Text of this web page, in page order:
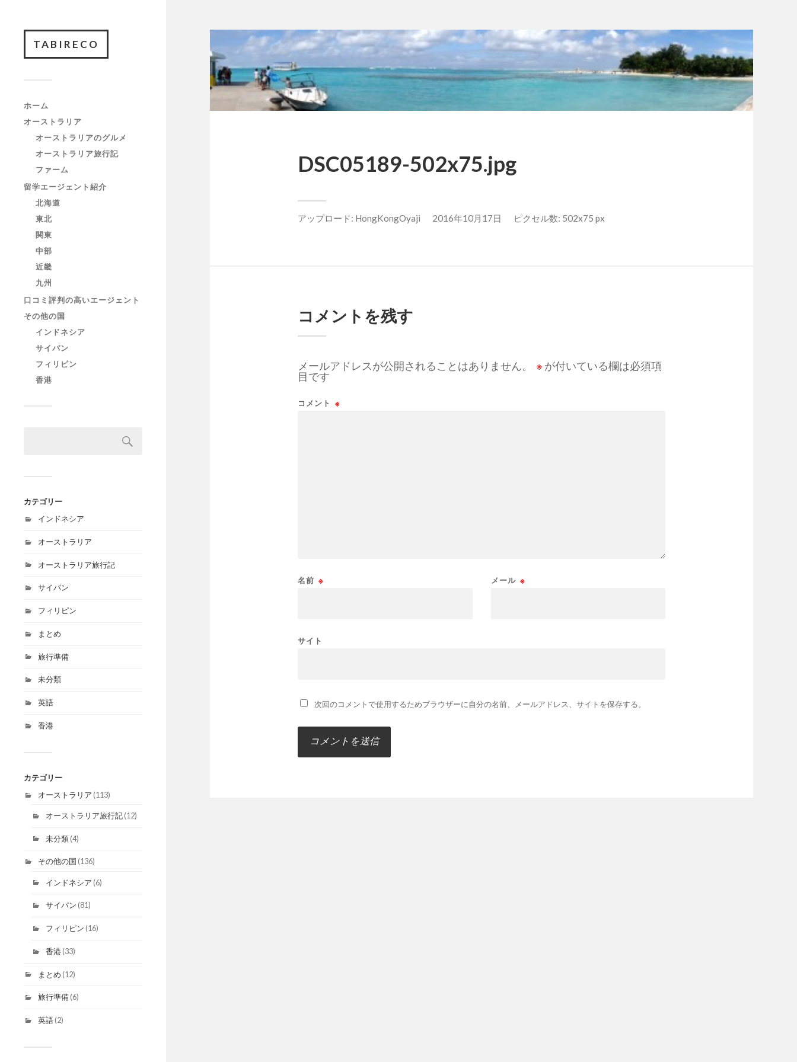
TABIRECO
ホーム
オーストラリア
オーストラリアのグルメ
オーストラリア旅行記
ファーム
留学エージェント紹介
北海道
東北
関東
中部
近畿
九州
口コミ評判の高いエージェント
その他の国
インドネシア
サイパン
フィリピン
香港
カテゴリー
インドネシア
オーストラリア
オーストラリア旅行記
サイパン
フィリピン
まとめ
旅行準備
未分類
英語
香港
カテゴリー
オーストラリア (113)
オーストラリア旅行記(12)
未分類(4)
その他の国 (136)
インドネシア (6)
サイパン (81)
フィリピン (16)
香港(33)
まとめ (12)
旅行準備(6)
英語(2)
DSC05189-502x75.jpg
アップロード: HongKongOyaji 2016年10月17日 ピクセル数: 502x75 px
コメントを残す
メールアドレスが公開されることはありません。 ※ が付いている欄は必須項
目です
コメント ※
名前 ※ メール ※
サイト
次回のコメントで使用するためブラウザーに自分の名前、メールアドレス、サイトを保存する。